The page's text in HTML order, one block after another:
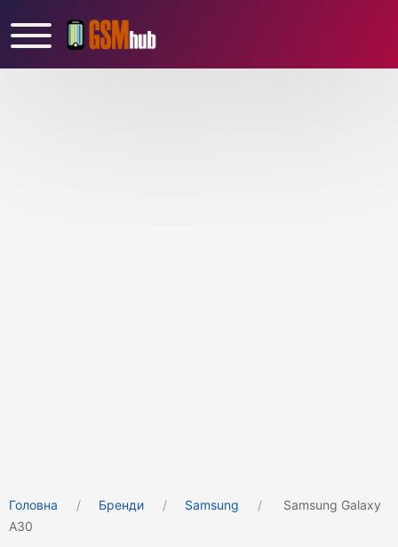
Головна Бренди Samsung
Samsung Galaxy
A30